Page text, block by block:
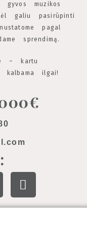
gyvos muzikos
galiu pasirūpinti
pagal
sprendimą.
– kartu
ilgai!